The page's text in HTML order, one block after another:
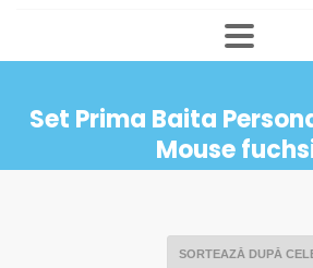
Set Prima Baita
Mouse